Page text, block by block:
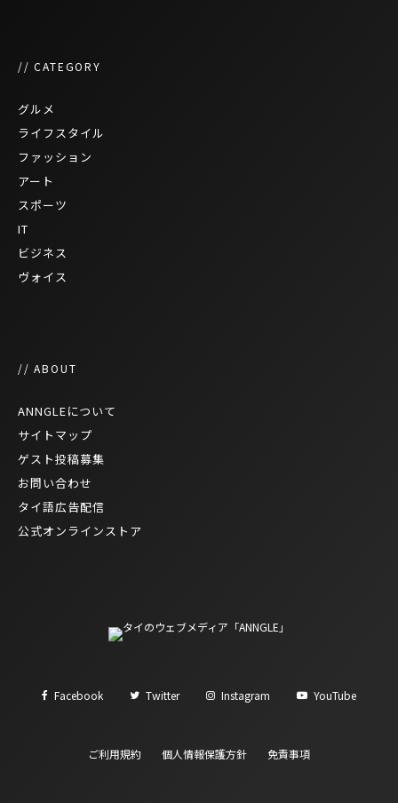
// CATEGORY
グルメ
ライフスタイル
ファッション
アート
スポーツ
IT
ビジネス
ヴォイス
// ABOUT
ANNGLEについて
サイトマップ
ゲスト投稿募集
お問い合わせ
タイ語広告配信
公式オンラインストア
Facebook Twitter Instagram YouTube
ご利用規約 個人情報保護方針 免責事項